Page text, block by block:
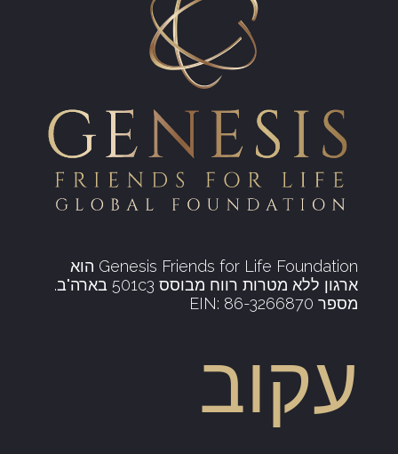
Genesis Friends for Life Foundation הוא
ארגון ללא מטרות רווח מבוסס 501c3 בארה"ב.
מספר EIN: 86-3266870
עקוב